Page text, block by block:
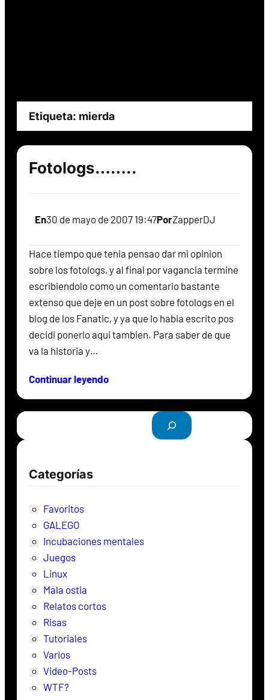
Etiqueta: mierda
Fotologs……..
En30 de mayo de 2007 19:47PorZapperDJ
Hace tiempo que tenia pensao dar mi opinion
sobre los fotologs, y al final por vagancia termine
escribiendolo como un comentario bastante
extenso que deje en un post sobre fotologs en el
blog de los Fanatic, y ya que lo habia escrito pos
decidi ponerlo aqui tambien. Para saber de que
va la historia y…
Continuar leyendo
B
u
s
Categorías
Favoritos
GALEGO
Incubaciones mentales
Juegos
Linux
Mala ostia
Relatos cortos
Risas
Tutoriales
Varios
Video-Posts
WTF?